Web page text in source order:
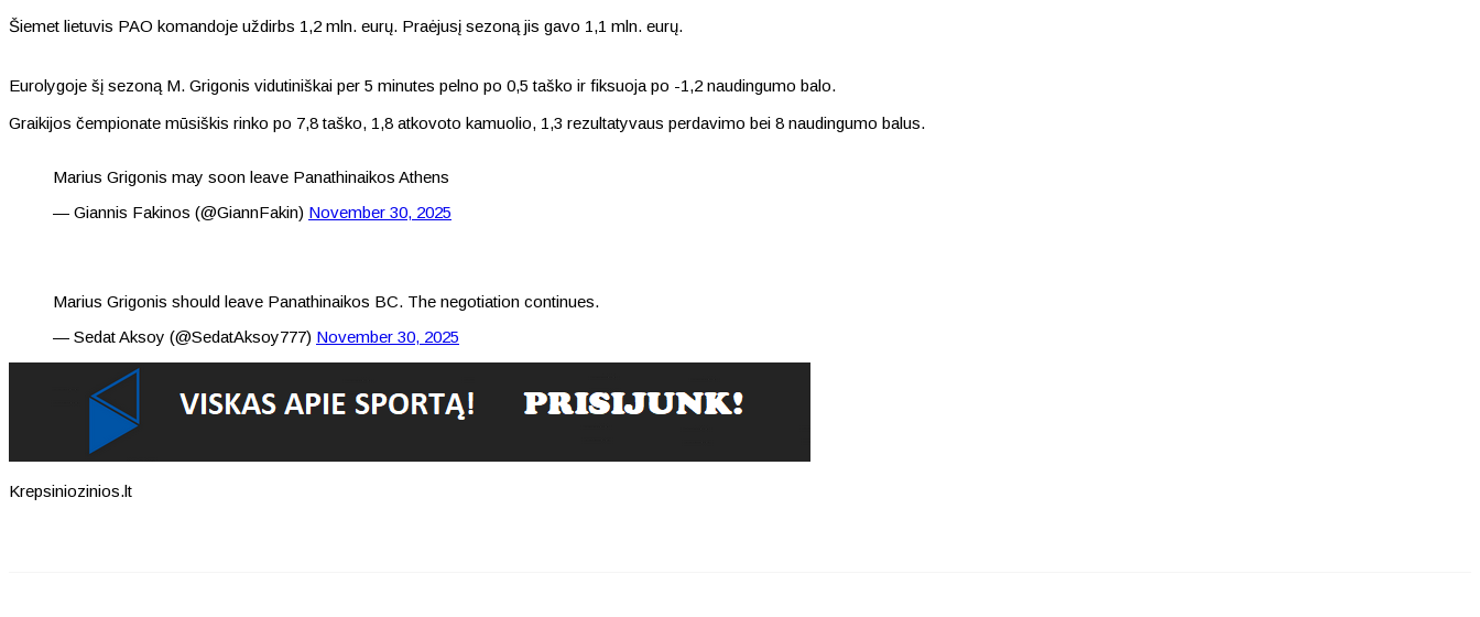
Šiemet lietuvis PAO komandoje uždirbs 1,2 mln. eurų. Praėjusį sezoną jis gavo 1,1 mln. eurų.
Eurolygoje šį sezoną M. Grigonis vidutiniškai per 5 minutes pelno po 0,5 taško ir fiksuoja po -1,2 naudingumo balo.
Graikijos čempionate mūsiškis rinko po 7,8 taško, 1,8 atkovoto kamuolio, 1,3 rezultatyvaus perdavimo bei 8 naudingumo balus.
Marius Grigonis may soon leave Panathinaikos Athens
— Giannis Fakinos (@GiannFakin) November 30, 2025
Marius Grigonis should leave Panathinaikos BC. The negotiation continues.
— Sedat Aksoy (@SedatAksoy777) November 30, 2025
Krepsiniozinios.lt